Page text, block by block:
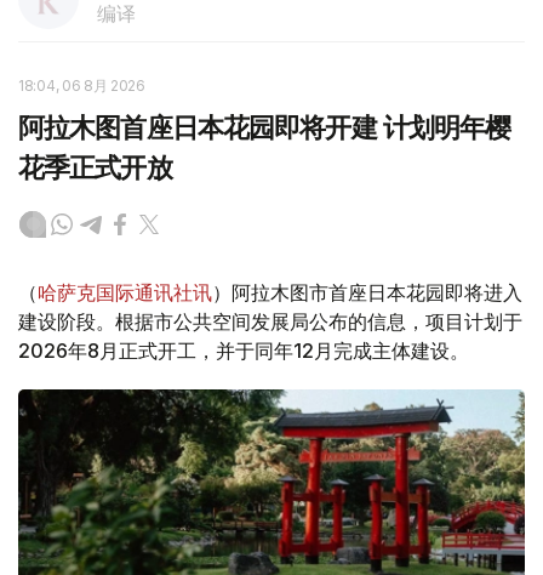
编译
18:04, 06 8月 2026
阿拉木图首座日本花园即将开建 计划明年樱
花季正式开放
（哈萨克国际通讯社讯）阿拉木图市首座日本花园即将进入
建设阶段。根据市公共空间发展局公布的信息，项目计划于
2026年8月正式开工，并于同年12月完成主体建设。